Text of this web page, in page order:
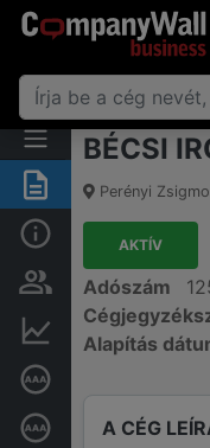
Összegzés
Alap információk
Személyek és
Pénzügyi
Mélyreható
BÉCSI
Perényi
AKTÍV
Adószám
Alapítás
A CÉG